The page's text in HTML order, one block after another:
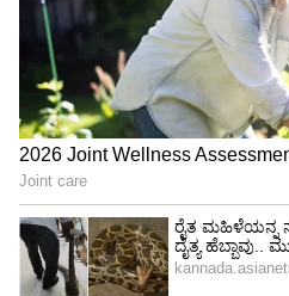
ಲೋಕಸಭಾ ಚುನಾವಣೆಗೂ
ಸುಳಿವು ಸಿಗುತ್ತಿದ್ದಂತೆಯೇ
ಸಂಸದ ಪ್ರತಾಪ್ ಸಿಂಹ ಮಾಜಿ
ದೇವೇಗೌಡರ ಬಳಿ ಹೋಗಿ
ಬಂದಿದ್ದರು.
ಜಿ.ಟಿ. ದೇವೇಗೌಡ ಸೇರಿದಂತೆ
ನಾಯಕರೊಂದಿಗೆ
ಹೊಂದಿದ್ದರು. ಆದರೆ,
ಸಿಂಹ ಅವರಿಗೆ ಬಿಜೆಪಿ ಟಿಕೆಟ್